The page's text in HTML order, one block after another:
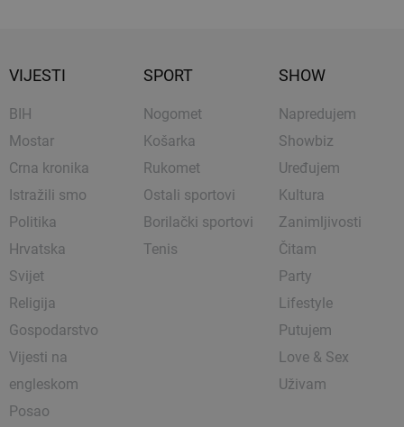
VIJESTI
BIH
Mostar
Crna kronika
Istražili smo
Politika
Hrvatska
Svijet
Religija
Gospodarstvo
Vijesti na
engleskom
Posao
SPORT
Nogomet
Košarka
Rukomet
Ostali sportovi
Borilački sportovi
Tenis
SHOW
Napredujem
Showbiz
Uređujem
Kultura
Zanimljivosti
Čitam
Party
Lifestyle
Putujem
Love & Sex
Uživam